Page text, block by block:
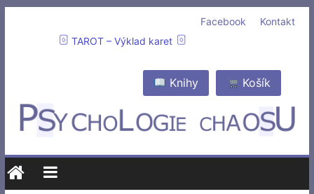
Kontakt
Facebook
TAROT – Výklad karet
Košík
Knihy